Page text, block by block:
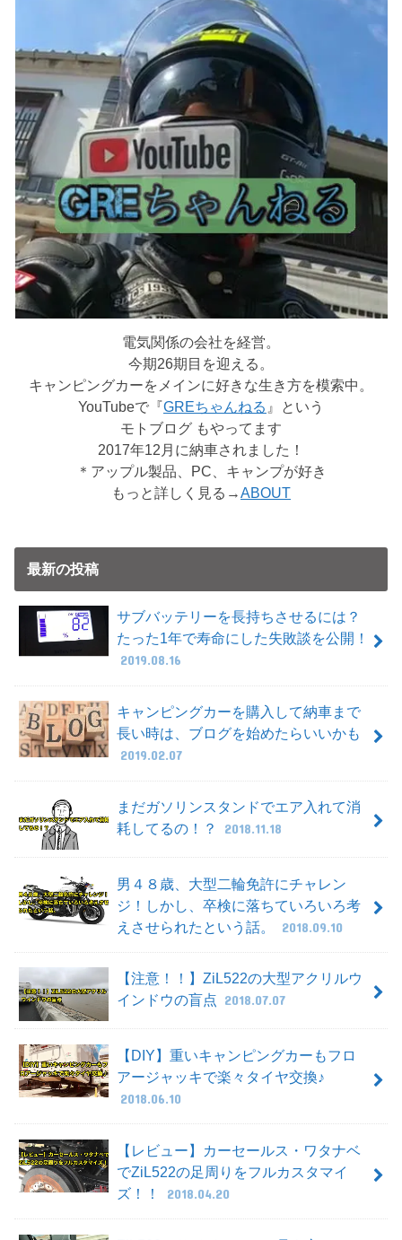
電気関係の会社を経営。
今期26期目を迎える。
キャンピングカーをメインに好きな生き方を模索中。
YouTubeで『GREちゃんねる 』という
モトブログ もやってます
2017年12月に納車されました！
＊アップル製品、PC、キャンプが好き
もっと詳しく見る→ABOUT
最新の投稿
サブバッテリーを長持ちさせるには？
たった1年で寿命にした失敗談を公開！
2019.08.16
キャンピングカーを購入して納車まで
長い時は、ブログを始めたらいいかも
2019.02.07
まだガソリンスタンドでエア入れて消
耗してるの！？
2018.11.18
男４８歳、大型二輪免許にチャレン
ジ！しかし、卒検に落ちていろいろ考
えさせられたという話。
2018.09.10
【注意！！】ZiL522の大型アクリルウ
インドウの盲点 2018.07.07
【DIY】重いキャンピングカーもフロ
アージャッキで楽々タイヤ交換♪
2018.06.10
【レビュー】カーセールス・ワタナベ
でZiL522の足周りをフルカスタマイ
ズ！！
2018.04.20